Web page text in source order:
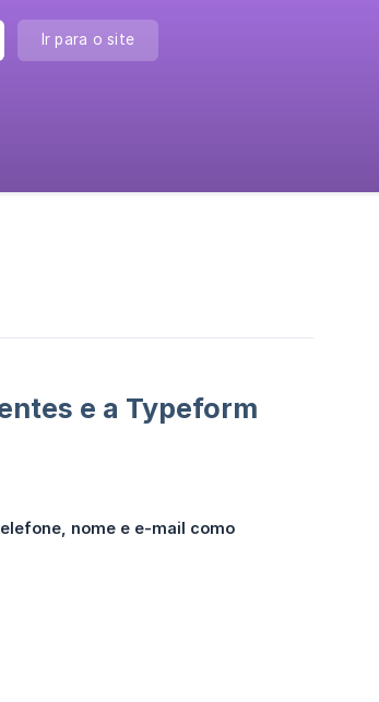
Ir para o site
e a Typeform
nome e e-mail como